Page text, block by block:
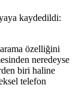
kaydedildi:
özelliğini
neredeyse
biri haline
telefon